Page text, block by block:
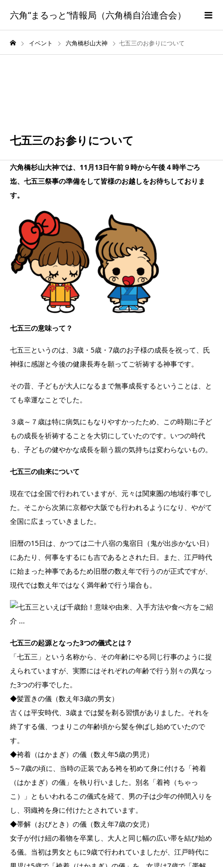
六角“まるっと”情報局（六角橋自治連合会）
イベント 六角橋杉山大神 七五三のお参りについて
七五三のお参りについて
六角橋杉山大神では、11月13日午前９時から午後４時半ごろ
迄、七五三祭事の準備をして皆様のお越しをお待ちしておりま
す。
七五三の意味って？
七五三というのは、3歳・5歳・7歳のお子様の成長を祝って、氏
神様に感謝と今後の健康長寿を願ってご祈祷する神事です。
その昔、子どもが大人になるまで無事成長するということは、と
ても幸運なことでした。
３歳～７歳は特に病気にもなりやすかったため、この時期に子ど
もの成長を祈祷することを大切にしていたのです。いつの時代
も、子どもの健やかな成長を願う親の気持ちは変わらないもの。
七五三の由来について
現在では全国で行われていますが、元々は関東圏の地域行事でし
た。そこから次第に京都や大阪でも行われるようになり、やがて
全国に広まっていきました。
旧暦の15日は、かつては二十八宿の鬼宿日（鬼が出歩かない日）
にあたり、何事をするにも吉であるとされた日。また、江戸時代
に始まった神事であるため旧暦の数え年で行うのが正式ですが、
現代では数え年ではなく満年齢で行う場合も。
七五三の起源となった3つの儀式とは？
「七五三」という名称から、その年齢にやる同じ行事のように捉
えられていますが、実際にはそれぞれの年齢で行う別々の異なっ
た3つの行事でした。
◆髪置きの儀（数え年3歳の男女）
古くは平安時代、3歳までは髪を剃る習慣がありました。それを
終了する儀、つまりこの年齢頃から髪を伸ばし始めていたので
す。
◆袴着（はかまぎ）の儀（数え年5歳の男児）
5～7歳の頃に、当時の正装である袴を初めて身に付ける「袴着
（はかまぎ）の儀」を執り行いました。別名「着袴（ちゃっ
こ）」ともいわれるこの儀式を経て、男の子は少年の仲間入りを
し、羽織袴を身に付けたとされています。
◆帯解（おびとき）の儀（数え年7歳の女児）
女子が付け紐の着物を卒業し、大人と同じ幅の広い帯を結び始め
る儀。当初は男女ともに9歳で行われていましたが、江戸時代に